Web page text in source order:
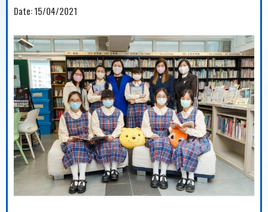
Date:15/04/2021